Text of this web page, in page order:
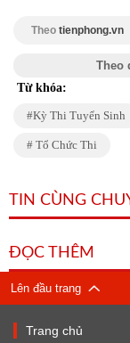
Theo tienphong.vn
Theo
Từ khóa:
Kỳ Thi Tuyển Sinh
Tổ Chức Thi
TIN CÙNG
ĐỌC THÊM
Lên đầu trang
Trang chủ